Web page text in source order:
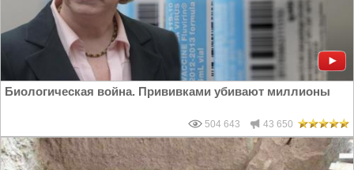
Биологическая война. Прививками убивают миллионы
504 643 43 650